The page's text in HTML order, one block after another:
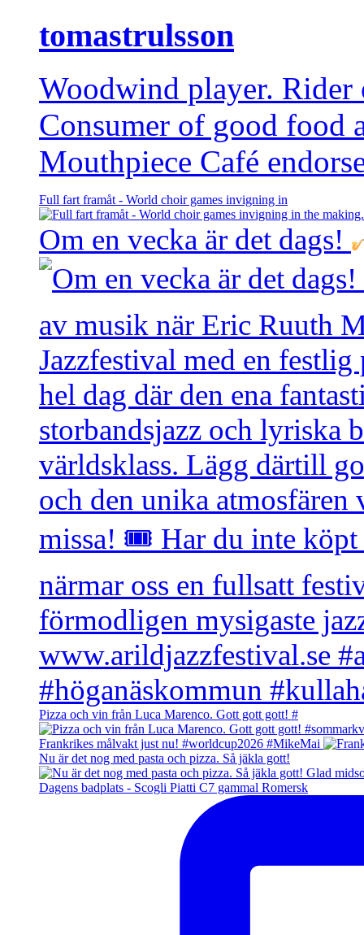
tomastrulsson
Woodwind player.
Consumer of good food
Mouthpiece Café
Full fart framåt - World choir games invigning in
Om en vecka är det dags!
Pizza och vin från Luca Marenco. Gott gott gott! #
Frankrikes målvakt just nu! #worldcup2026 #MikeMai
Nu är det nog med pasta och pizza. Så jäkla gott!
Dagens badplats - Scogli Piatti C7 gammal Romersk